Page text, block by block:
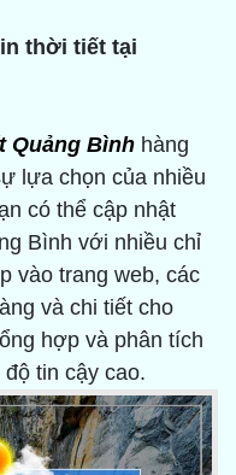
thời tiết tại
Quảng Bình hàng
lựa chọn của nhiều
có thể cập nhật
Bình với nhiều chỉ
vào trang web, các
và chi tiết cho
hợp và phân tích
tin cậy cao.